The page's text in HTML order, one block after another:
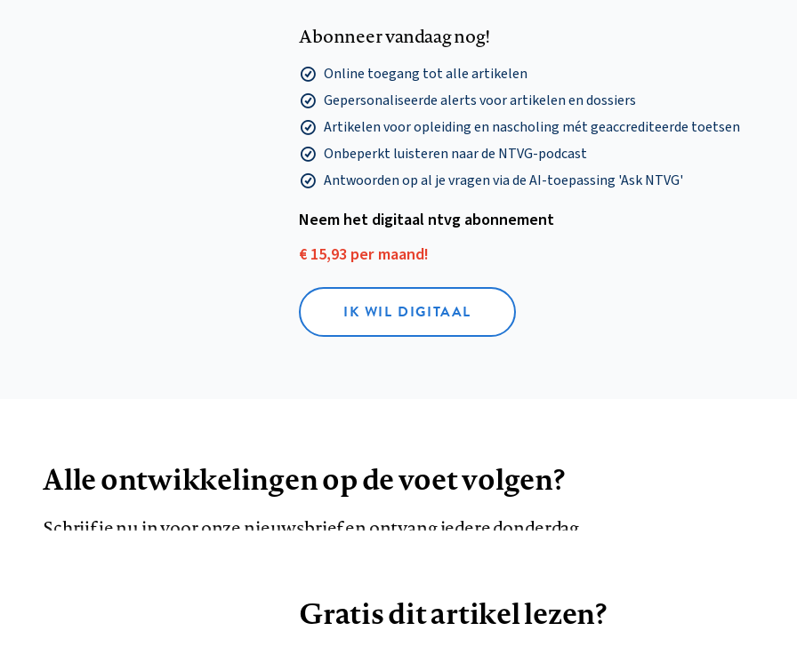
Abonneer vandaag nog!
Online toegang tot alle artikelen
Gepersonaliseerde alerts voor artikelen en dossiers
Artikelen voor opleiding en nascholing mét geaccrediteerde toetsen
Onbeperkt luisteren naar de NTVG-podcast
Antwoorden op al je vragen via de AI-toepassing 'Ask NTVG'
Neem het digitaal ntvg abonnement
€ 15,93 per maand!
IK WIL DIGITAAL
Alle ontwikkelingen op de voet volgen?
Schrijf je nu in voor onze nieuwsbrief en ontvang iedere donderdag
AANMELDEN
Gratis dit artikel lezen?